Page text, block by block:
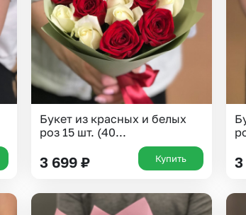
Букет из красных и белых
роз 15 шт. (40...
3 699 ₽ Купить 3